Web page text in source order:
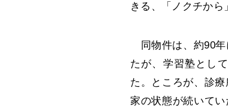
きる、「ノクチから
同物件は、約90年
たが、学習塾とし
た。ところが、診
家の状態が続いて